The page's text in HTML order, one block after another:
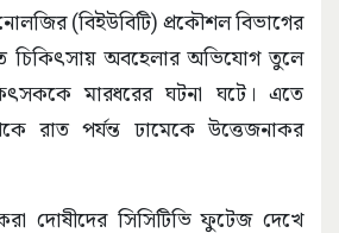
(বিইউবিটি) প্রকৌশল বিভাগের
চিকিৎসায় অবহেলার অভিযোগ তুলে
মারধরের ঘটনা ঘটে। এতে
রাত পর্যন্ত ঢামেকে উত্তেজনাকর
দোষীদের সিসিটিভি ফুটেজ দেখে